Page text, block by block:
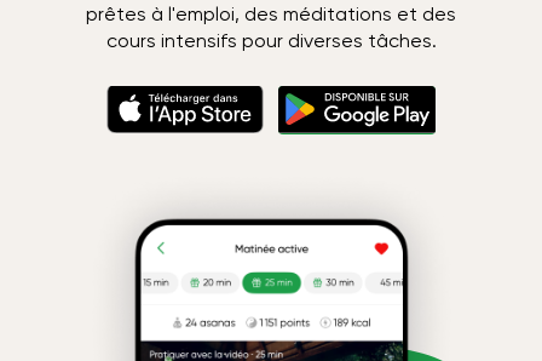
prêtes à l'emploi, des méditations et des
cours intensifs pour diverses tâches.